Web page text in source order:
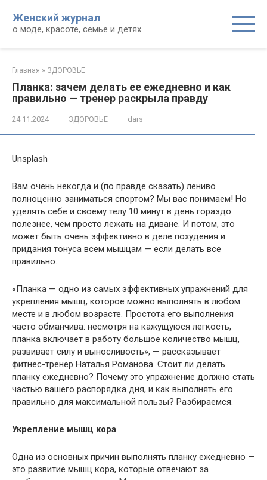
контенту
Женский журнал
о моде, красоте, семье и детях
Главная » ЗДОРОВЬЕ
Планка: зачем делать ее ежедневно и как
правильно — тренер раскрыла правду
24.11.2024 ЗДОРОВЬЕ dars
Unsplash
Вам очень некогда и (по правде сказать) лениво
полноценно заниматься спортом? Мы вас понимаем! Но
уделять себе и своему телу 10 минут в день гораздо
полезнее, чем просто лежать на диване. И потом, это
может быть очень эффективно в деле похудения и
придания тонуса всем мышцам — если делать все
правильно.
«Планка — одно из самых эффективных упражнений для
укрепления мышц, которое можно выполнять в любом
месте и в любом возрасте. Простота его выполнения
часто обманчива: несмотря на кажущуюся легкость,
планка включает в работу большое количество мышц,
развивает силу и выносливость», — рассказывает
фитнес-тренер Наталья Романова. Стоит ли делать
планку ежедневно? Почему это упражнение должно стать
частью вашего распорядка дня, и как выполнять его
правильно для максимальной пользы? Разбираемся.
Укрепление мышц кора
Одна из основных причин выполнять планку ежедневно —
это развитие мышц кора, которые отвечают за